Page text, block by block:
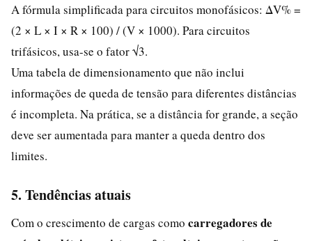
A fórmula simplificada para circuitos monofásicos: ΔV% =
(2 × L × I × R × 100) / (V × 1000). Para circuitos
trifásicos, usa-se o fator √3.
Uma tabela de dimensionamento que não inclui
informações de queda de tensão para diferentes distâncias
é incompleta. Na prática, se a distância for grande, a seção
deve ser aumentada para manter a queda dentro dos
limites.
5. Tendências atuais
Com o crescimento de cargas como carregadores de